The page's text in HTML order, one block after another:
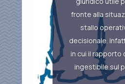
fronte alla
stallo
decisionale.
in cui il rapporto
ingestibile sul